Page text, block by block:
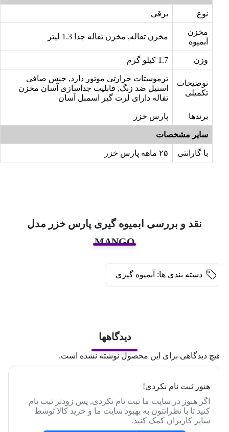
نوع برقی
مخزن
آبمیوه
مخزن تفاله, مخزن تفاله جدا 1.3 لیتر
وزن 1.7 کیلو گرم
توضیحات
تکمیلی
ترموستات حرارتی موتور دارد, جنس صافی
استیل ضد زنگ, قابلیت جداسازی آسان مخزن
تفاله دارای لرت گیر اسمبل آسان
برندها پارس خزر
سایر مشخصات
با گارانتی
نقد و بررسی ابمیوه گیری پارس خزر مدل
MANGO
دسته بندی ها: آبمیوه گیری
دیدگاهها
دیدگاهی برای این محصول نوشته نشده است.
هنوز ثبت نام نکردی!
اگر هنوز در سایت ما ثبت نام نکردی, پس زودتر ثبت نام
کنید تا با نظراتتون به بهبود سایت ما و خرید کالا توسط
سایر کاربران کمک کنید.